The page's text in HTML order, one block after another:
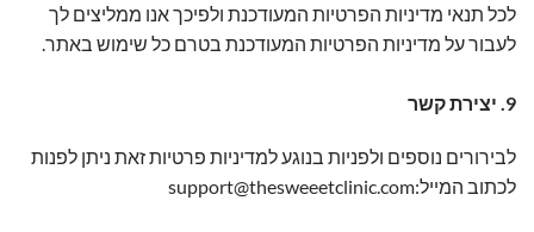
לכל תנאי מדיניות הפרטיות המעודכנת ולפיכך אנו ממליצים לך
לעבור על מדיניות הפרטיות המעודכנת בטרם כל שימוש באתר.
9. יצירת קשר
לבירורים נוספים ולפניות בנוגע למדיניות פרטיות זאת ניתן לפנות
לכתוב המייל:support@thesweeetclinic.com